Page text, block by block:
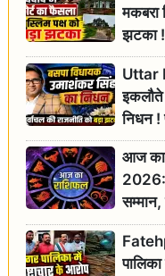
मकबरा
झटका !
सुनवाई
Uttar
इकलौते
निधन !
बड़ा
आज का
2026:
रहें